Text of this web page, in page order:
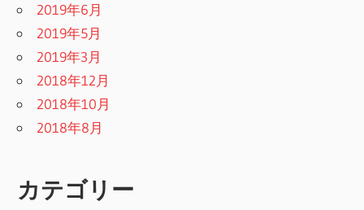
2019年6月
2019年5月
2019年3月
2018年12月
2018年10月
2018年8月
カテゴリー